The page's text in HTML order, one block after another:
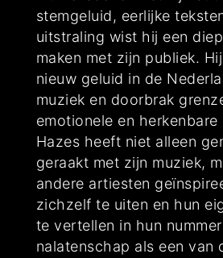
stemgeluid, eerlijke
uitstraling wist hij een
maken met zijn publiek.
nieuw geluid in de
muziek en doorbrak
emotionele en herkenbare
Hazes heeft niet alleen
geraakt met zijn muziek,
andere artiesten
zichzelf te uiten en hun
te vertellen in hun
nalatenschap als een van